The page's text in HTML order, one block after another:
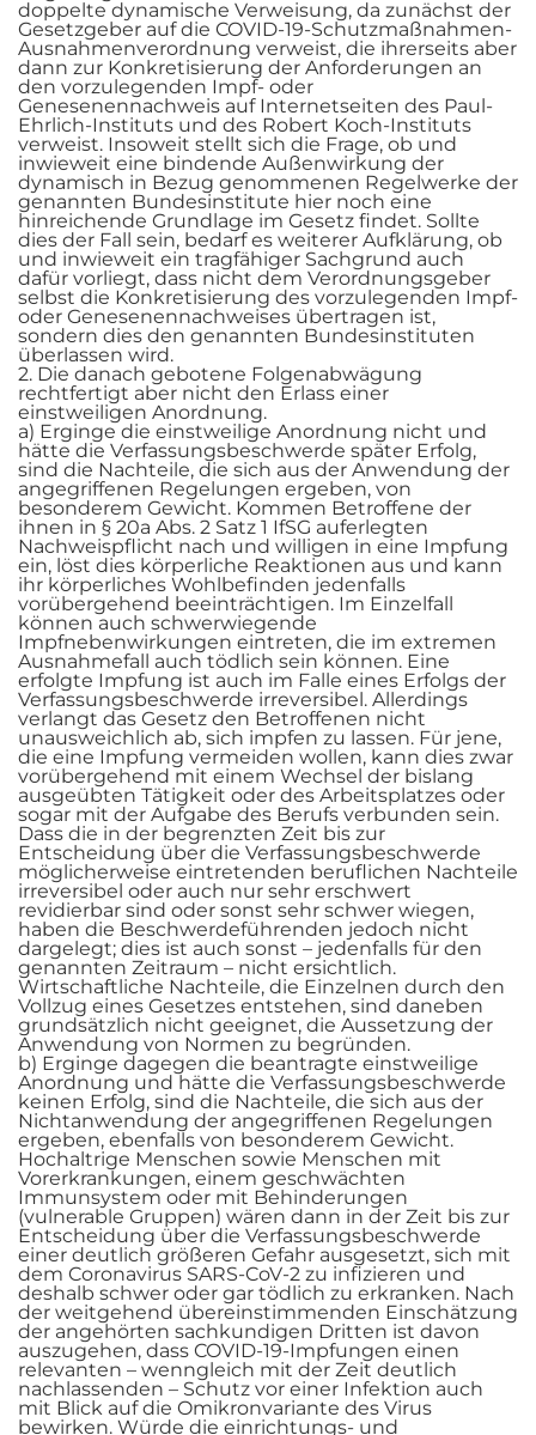
doppelte dynamische Verweisung, da zunächst der
Gesetzgeber auf die COVID-19-Schutzmaßnahmen-
Ausnahmenverordnung verweist, die ihrerseits aber
dann zur Konkretisierung der Anforderungen an
den vorzulegenden Impf- oder
Genesenennachweis auf Internetseiten des Paul-
Ehrlich-Instituts und des Robert Koch-Instituts
verweist. Insoweit stellt sich die Frage, ob und
inwieweit eine bindende Außenwirkung der
dynamisch in Bezug genommenen Regelwerke der
genannten Bundesinstitute hier noch eine
hinreichende Grundlage im Gesetz findet. Sollte
dies der Fall sein, bedarf es weiterer Aufklärung, ob
und inwieweit ein tragfähiger Sachgrund auch
dafür vorliegt, dass nicht dem Verordnungsgeber
selbst die Konkretisierung des vorzulegenden Impf-
oder Genesenennachweises übertragen ist,
sondern dies den genannten Bundesinstituten
überlassen wird.
2. Die danach gebotene Folgenabwägung
rechtfertigt aber nicht den Erlass einer
einstweiligen Anordnung.
a) Erginge die einstweilige Anordnung nicht und
hätte die Verfassungsbeschwerde später Erfolg,
sind die Nachteile, die sich aus der Anwendung der
angegriffenen Regelungen ergeben, von
besonderem Gewicht. Kommen Betroffene der
ihnen in § 20a Abs. 2 Satz 1 IfSG auferlegten
Nachweispflicht nach und willigen in eine Impfung
ein, löst dies körperliche Reaktionen aus und kann
ihr körperliches Wohlbefinden jedenfalls
vorübergehend beeinträchtigen. Im Einzelfall
können auch schwerwiegende
Impfnebenwirkungen eintreten, die im extremen
Ausnahmefall auch tödlich sein können. Eine
erfolgte Impfung ist auch im Falle eines Erfolgs der
Verfassungsbeschwerde irreversibel. Allerdings
verlangt das Gesetz den Betroffenen nicht
unausweichlich ab, sich impfen zu lassen. Für jene,
die eine Impfung vermeiden wollen, kann dies zwar
vorübergehend mit einem Wechsel der bislang
ausgeübten Tätigkeit oder des Arbeitsplatzes oder
sogar mit der Aufgabe des Berufs verbunden sein.
Dass die in der begrenzten Zeit bis zur
Entscheidung über die Verfassungsbeschwerde
möglicherweise eintretenden beruflichen Nachteile
irreversibel oder auch nur sehr erschwert
revidierbar sind oder sonst sehr schwer wiegen,
haben die Beschwerdeführenden jedoch nicht
dargelegt; dies ist auch sonst – jedenfalls für den
genannten Zeitraum – nicht ersichtlich.
Wirtschaftliche Nachteile, die Einzelnen durch den
Vollzug eines Gesetzes entstehen, sind daneben
grundsätzlich nicht geeignet, die Aussetzung der
Anwendung von Normen zu begründen.
b) Erginge dagegen die beantragte einstweilige
Anordnung und hätte die Verfassungsbeschwerde
keinen Erfolg, sind die Nachteile, die sich aus der
Nichtanwendung der angegriffenen Regelungen
ergeben, ebenfalls von besonderem Gewicht.
Hochaltrige Menschen sowie Menschen mit
Vorerkrankungen, einem geschwächten
Immunsystem oder mit Behinderungen
(vulnerable Gruppen) wären dann in der Zeit bis zur
Entscheidung über die Verfassungsbeschwerde
einer deutlich größeren Gefahr ausgesetzt, sich mit
dem Coronavirus SARS-CoV-2 zu infizieren und
deshalb schwer oder gar tödlich zu erkranken. Nach
der weitgehend übereinstimmenden Einschätzung
der angehörten sachkundigen Dritten ist davon
auszugehen, dass COVID-19-Impfungen einen
relevanten – wenngleich mit der Zeit deutlich
nachlassenden – Schutz vor einer Infektion auch
mit Blick auf die Omikronvariante des Virus
bewirken. Würde die einrichtungs- und